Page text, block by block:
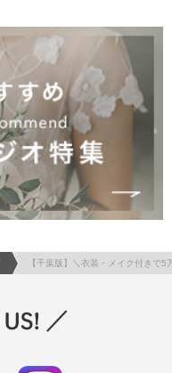
【千葉版】＼衣装・メイク付きで